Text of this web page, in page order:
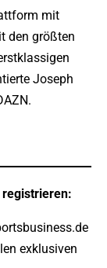
mit
den größten
Joseph
exklusiven